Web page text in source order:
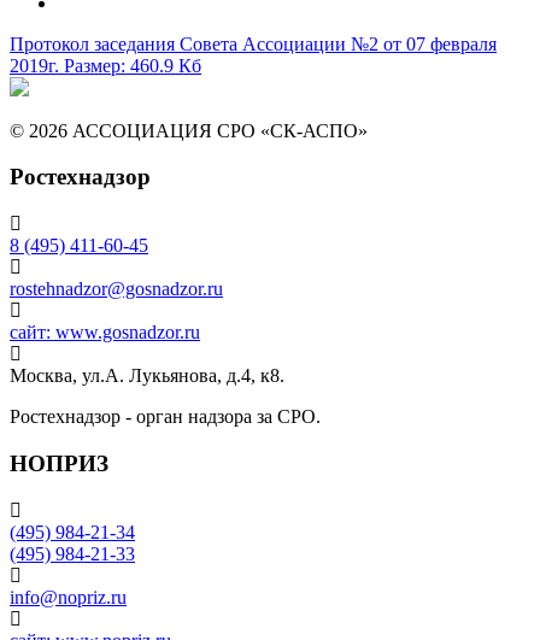
Протокол заседания Совета Ассоциации №2 от 07 февраля
2019г. Размер: 460.9 Кб
© 2026 АССОЦИАЦИЯ СРО «СК-АСПО»
Ростехнадзор
8 (495) 411-60-45
rostehnadzor@gosnadzor.ru
сайт: www.gosnadzor.ru
Москва, ул.А. Лукьянова, д.4, к8.
Ростехнадзор - орган надзора за СРО.
НОПРИЗ
(495) 984-21-34
(495) 984-21-33
info@nopriz.ru